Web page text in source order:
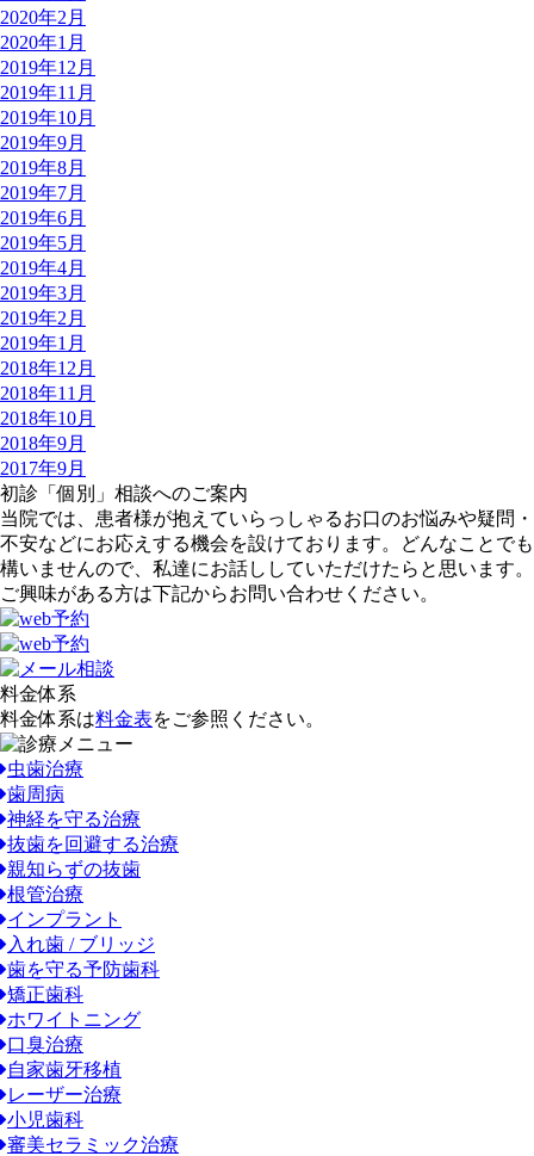
2020年2月
2020年1月
2019年12月
2019年11月
2019年10月
2019年9月
2019年8月
2019年7月
2019年6月
2019年5月
2019年4月
2019年3月
2019年2月
2019年1月
2018年12月
2018年11月
2018年10月
2018年9月
2017年9月
初診「個別」相談へのご案内
当院では、患者様が抱えていらっしゃるお口のお悩みや疑問・
不安などにお応えする機会を設けております。どんなことでも
構いませんので、私達にお話ししていただけたらと思います。
ご興味がある方は下記からお問い合わせください。
料金体系
料金体系は料金表をご参照ください。
虫歯治療
歯周病
神経を守る治療
抜歯を回避する治療
親知らずの抜歯
根管治療
インプラント
入れ歯 / ブリッジ
歯を守る予防歯科
矯正歯科
ホワイトニング
口臭治療
自家歯牙移植
レーザー治療
小児歯科
審美セラミック治療